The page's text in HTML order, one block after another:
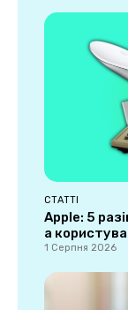
СТАТТІ
Apple: 5
а
1 Серпня 2026